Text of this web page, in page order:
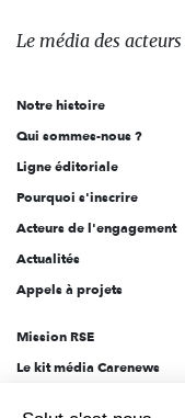
des
l'engagement
Le média des acteurs
Notre histoire
Qui sommes-nous ?
Ligne éditoriale
Pourquoi s'inscrire
Acteurs de l'engagement
Actualités
Appels à projets
Mission RSE
Le kit média Carenews